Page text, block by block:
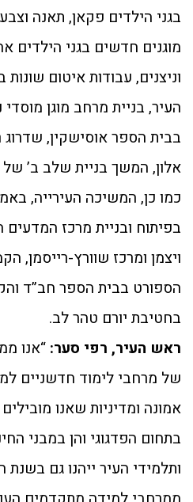
בגני הילדים פקאן, תאנה
מוגנים חדשים בגני הילדים
וניצנים, עבודות איטום
העיר, בניית מרחב מוגן
בבית הספר אוסישקין,
כמו כן, המשיכה העירייה,
בפיתוח ובניית מרכז המדעים
ויצמן ומרכז שוורץ-רייסמן,
הספורט בבית הספר חב”ד
בחטיבת יורם טהר לב.
ראש העיר, רפי סער: “אנו
של מרחבי לימוד חדשניים
אמונה ומדיניות שאנו
בתחום הפדגוגי והן במבני
ותלמידי העיר ייהנו גם